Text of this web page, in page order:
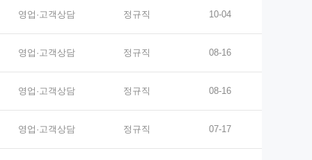
영업·고객상담 정규직 10-04
영업·고객상담 정규직 08-16
영업·고객상담 정규직 08-16
영업·고객상담 정규직 07-17